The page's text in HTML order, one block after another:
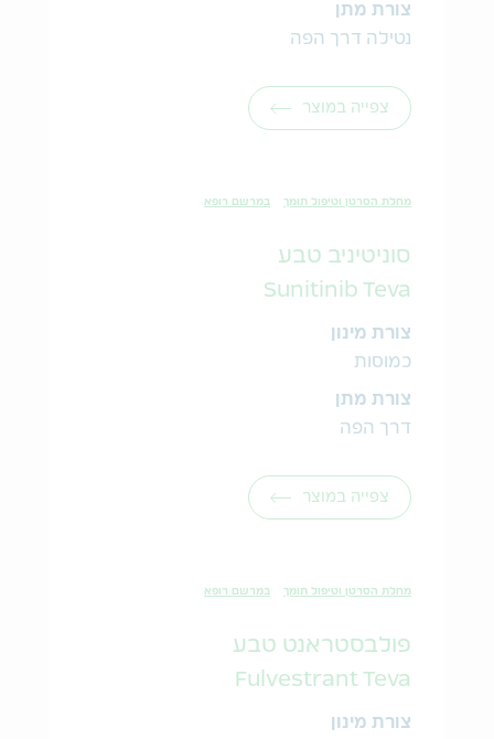
צורת מתן
נטילה דרך הפה
צפייה במוצר
מחלת הסרטן וטיפול תומך במרשם רופא
סוניטיניב טבע
Sunitinib Teva
צורת מינון
כמוסות
צורת מתן
דרך הפה
צפייה במוצר
מחלת הסרטן וטיפול תומך במרשם רופא
פולבסטראנט טבע
Fulvestrant Teva
צורת מינון